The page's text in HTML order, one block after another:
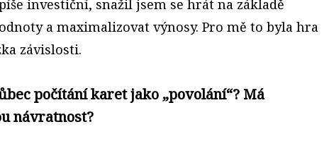
investiční, snažil jsem se hrát na základě
a maximalizovat výnosy. Pro mě to byla hra
závislosti.
počítání karet jako „povolání“? Má
návratnost?